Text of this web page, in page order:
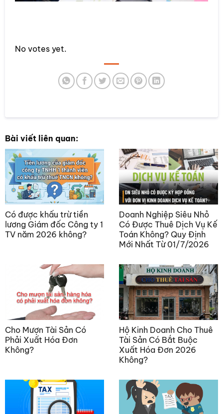
SUBMIT RATING
No votes yet.
Bài viết liên quan:
Có được khấu trừ tiền
lương Giám đốc Công ty 1
TV năm 2026 không?
Doanh Nghiệp Siêu Nhỏ
Có Được Thuê Dịch Vụ Kế
Toán Không? Quy Định
Mới Nhất Từ 01/7/2026
Cho Mượn Tài Sản Có
Phải Xuất Hóa Đơn
Không?
Hộ Kinh Doanh Cho Thuê
Tài Sản Có Bắt Buộc
Xuất Hóa Đơn 2026
Không?